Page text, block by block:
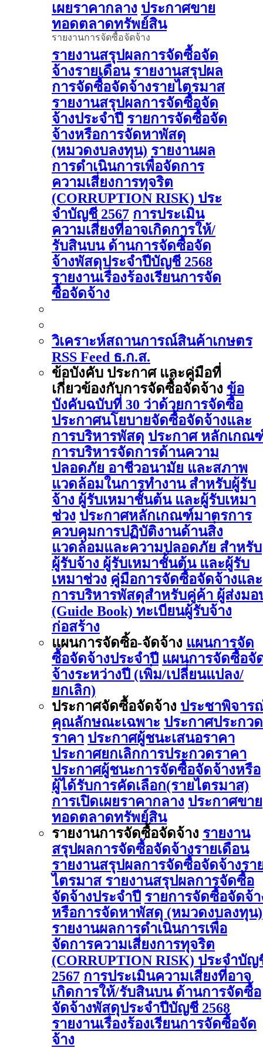
เผยราคากลาง ประกาศขาย
ทอดตลาดทรัพย์สิน
รายงานการจัดซื้อจัดจ้าง
รายงานสรุปผลการจัดซื้อจัด
จ้างรายเดือน รายงานสรุปผล
การจัดซื้อจัดจ้างรายไตรมาส
รายงานสรุปผลการจัดซื้อจัด
จ้างประจำปี รายการจัดซื้อจัด
จ้างหรือการจัดหาพัสดุ
(หมวดงบลงทุน) รายงานผล
การดําเนินการเพื่อจัดการ
ความเสี่ยงการทุจริต
(CORRUPTION RISK) ประ
จําบัญชี 2567 การประเมิน
ความเสี่ยงที่อาจเกิดการให้/
รับสินบน ด้านการจัดซื้อจัด
จ้างพัสดุประจําปีบัญชี 2568
รายงานเรื่องร้องเรียนการจัด
ซื้อจัดจ้าง
วิเคราะห์สถานการณ์สินค้าเกษตร
RSS Feed ธ.ก.ส.
ข้อบังคับ ประกาศ และคู่มือที่
เกี่ยวข้องกับการจัดซื้อจัดจ้าง ข้อ
บังคับฉบับที่ 30 ว่าด้วยการจัดซื้อ
ประกาศนโยบายจัดซื้อจัดจ้างและ
การบริหารพัสดุ ประกาศ หลักเกณ
การบริหารจัดการด้านความ
ปลอดภัย อาชีวอนามัย และสภาพ
แวดล้อมในการทำงาน สำหรับผู้รับ
จ้าง ผู้รับเหมาชั้นต้น และผู้รับเหมา
ช่วง ประกาศหลักเกณฑ์มาตรการ
ควบคุมการปฏิบัติงานด้านสิ่ง
แวดล้อมและความปลอดภัย สำหรับ
ผู้รับจ้าง ผู้รับเหมาชั้นต้น และผู้รับ
เหมาช่วง คู่มือการจัดซื้อจัดจ้างและ
การบริหารพัสดุสำหรับคู่ค้า ผู้ส่งมอ
(Guide Book) ทะเบียนผู้รับจ้าง
ก่อสร้าง
แผนการจัดซิ้อ-จัดจ้าง แผนการจัด
ซื้อจัดจ้างประจำปี แผนการจัดซื้อจั
จ้างระหว่างปี (เพิ่ม/เปลี่ยนแปลง/
ยกเลิก)
ประกาศจัดซื้อจัดจ้าง ประชาพิจาร
คุณลักษณะเฉพาะ ประกาศประกวด
ราคา ประกาศผู้ชนะเสนอราคา
ประกาศยกเลิกการประกวดราคา
ประกาศผู้ชนะการจัดซื้อจัดจ้างหรือ
ผู้ได้รับการคัดเลือก(รายไตรมาส)
การเปิดเผยราคากลาง ประกาศขาย
ทอดตลาดทรัพย์สิน
รายงานการจัดซื้อจัดจ้าง รายงาน
สรุปผลการจัดซื้อจัดจ้างรายเดือน
รายงานสรุปผลการจัดซื้อจัดจ้างรา
ไตรมาส รายงานสรุปผลการจัดซื้อ
จัดจ้างประจำปี รายการจัดซื้อจัดจ้า
หรือการจัดหาพัสดุ (หมวดงบลงทุน)
รายงานผลการดําเนินการเพื่อ
จัดการความเสี่ยงการทุจริต
(CORRUPTION RISK) ประจําบัญ
2567 การประเมินความเสี่ยงที่อาจ
เกิดการให้/รับสินบน ด้านการจัดซื้อ
จัดจ้างพัสดุประจําปีบัญชี 2568
รายงานเรื่องร้องเรียนการจัดซื้อจัด
จ้าง